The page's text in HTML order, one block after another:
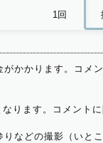
1回
かかります。コメ
ります。コメント
などの撮影（いと